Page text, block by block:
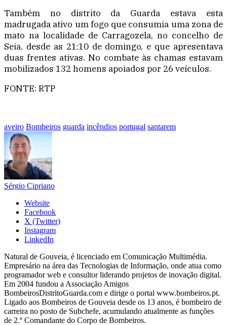
Também no distrito da Guarda estava esta
madrugada ativo um fogo que consumia uma zona de
mato na localidade de Carragozela, no concelho de
Seia, desde as 21:10 de domingo, e que apresentava
duas frentes ativas. No combate às chamas estavam
mobilizados 132 homens apoiados por 26 veículos.
FONTE: RTP
aveiro Bombeiros guarda incêndios portugal santarem
Sérgio Cipriano
Website
Facebook
X (Twitter)
Instagram
LinkedIn
Natural de Gouveia, é licenciado em Comunicação Multimédia.
Empresário na área das Tecnologias de Informação, onde atua como
programador web e consultor liderando projetos de inovação digital.
Em 2004 fundou a Associação Amigos
BombeirosDistritoGuarda.com e dirige o portal www.bombeiros.pt.
Ligado aos Bombeiros de Gouveia desde os 13 anos, é bombeiro de
carreira no posto de Subchefe, acumulando atualmente as funções
de 2.º Comandante do Corpo de Bombeiros.